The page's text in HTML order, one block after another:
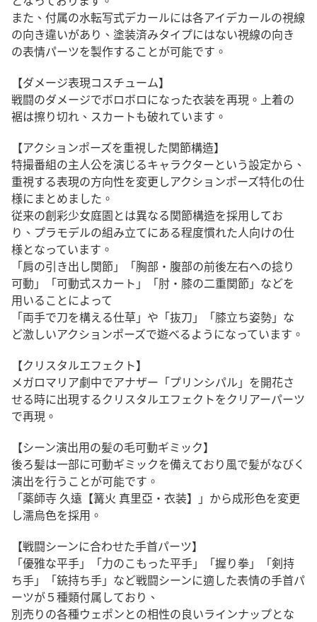
また、付属の水転写式デカールには各アイデカールの視線
の向き違いがあり、塗装済みタイプにはない視線の向き
の表情パーツを製作することが可能です。
【ダメージ表現コスチューム】
戦闘のダメージでボロボロになった衣装を再現。上着の
裾は擦り切れ、スカートも破れています。
【アクションポーズを重視した関節構造】
特撮番組の主人公を演じるキャラクターという設定から、
重視する表現の方向性を変更しアクションポーズ特化の仕
様にまとめました。
従来の創彩少女庭園とは異なる関節構造を採用してお
り、プラモデルの組み立てにある程度慣れた人向けの仕
様となっています。
「肩の引き出し関節」「胸部・腹部の前後左右への捻り
可動」「可動式スカート」「肘・膝の二重関節」などを
用いることによって
「両手で刀を構える仕草」や「抜刀」「膝立ち姿勢」な
ど激しいアクションポーズで遊べるようになっています。
【クリスタルエフェクト】
メガロマリア劇中でアナザー「プリンシパル」を開花さ
せる時に出現するクリスタルエフェクトをクリアーパーツ
で再現。
【シーン演出用の髪の毛可動ギミック】
後ろ髪は一部に可動ギミックを備えており風で髪がなびく
演出を行うことが可能です。
「薬師寺 久遠【篝火 真里亞・衣装】」から成形色を変更
し濡烏色を採用。
【戦闘シーンに合わせた手首パーツ】
「優雅な平手」「力のこもった平手」「握り拳」「剣持
ち手」「銃持ち手」など戦闘シーンに適した表情の手首パ
ーツが５種類付属しており、
別売りの各種ウェポンとの相性の良いラインナップとな